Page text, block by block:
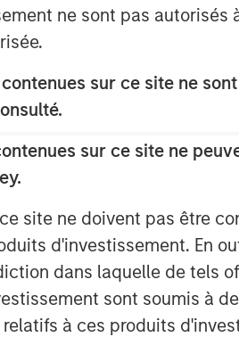
ne sont pas
sur ce site ne
sur ce site ne
site ne doivent pas être
d'investissement. En
dans laquelle de tels
sont soumis à
à ces produits
the lives of pets and their
brand building
and trusted brands with
relationships in pet
Vet’s Best
and Natural
Simple Solution
Chews and hold leading market
new customer segments and
development function and a